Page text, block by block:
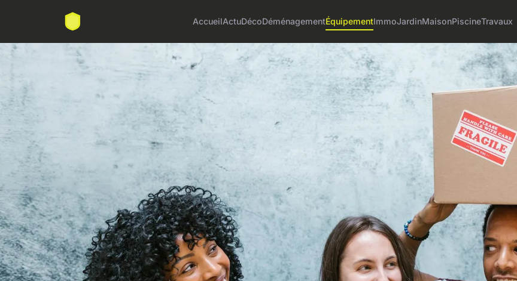
AccueilActuDécoDéménagementÉquipementImmoJardinMaisonPiscineTravaux